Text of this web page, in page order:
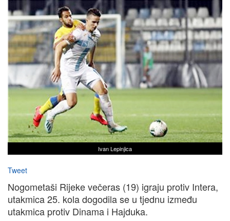
Ivan Lepinjica
Tweet
Nogometaši Rijeke večeras (19) igraju protiv Intera,
utakmica 25. kola dogodila se u tjednu između
utakmica protiv Dinama i Hajduka.